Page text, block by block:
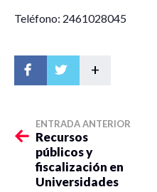
Teléfono: 2461028045
+
ENTRADA ANTERIOR
Recursos
públicos y
fiscalización en
Universidades